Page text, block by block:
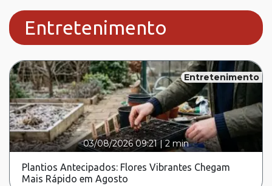
Entretenimento
Entretenimento
03/08/2026 09:21|2 min
Plantios Antecipados: Flores Vibrantes Chegam
Mais Rápido em Agosto